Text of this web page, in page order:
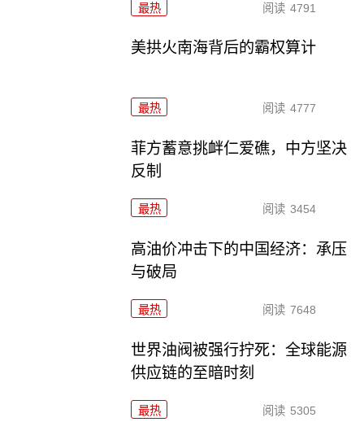
最热 阅读 4791
美拱火南海背后的霸权算计
最热 阅读 4777
菲方蓄意挑衅仁爱礁，中方坚决
反制
最热 阅读 3454
高油价冲击下的中国经济：承压
与破局
最热 阅读 7648
世界油阀被强行拧死：全球能源
供应链的至暗时刻
最热 阅读 5305